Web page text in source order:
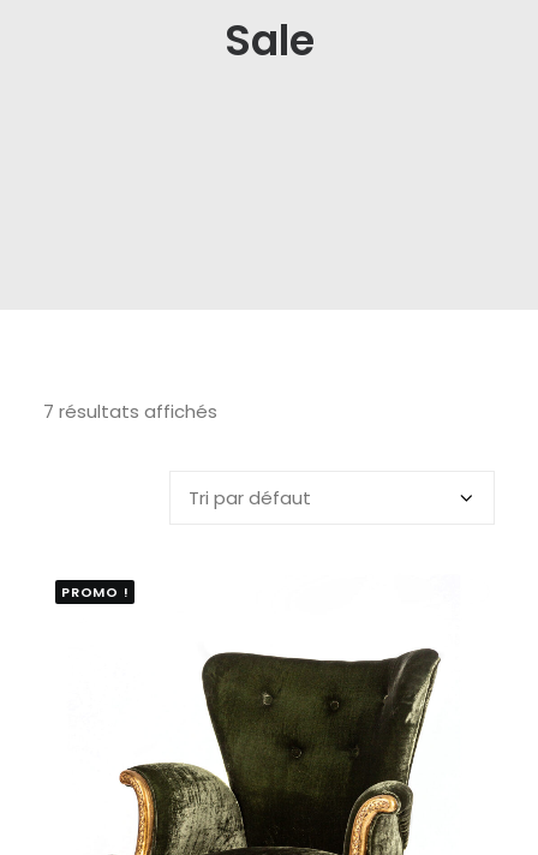
Sale
7 résultats affichés
PROMO !